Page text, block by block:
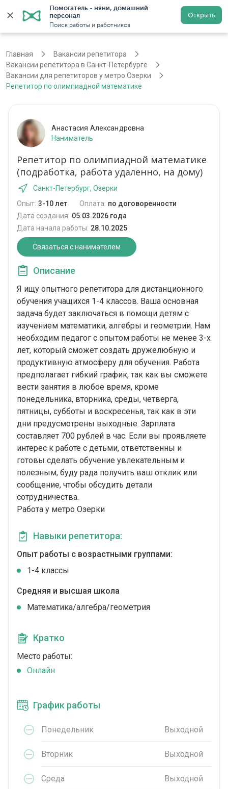
Помогатель - няни, домашний
персонал
Поиск работы и работников
Открыть
Санкт-Петербург Регистрация
Главная
Вакансии репетитора
Вакансии репетитора в Санкт-Петербурге
Вакансии для репетиторов у метро Озерки
Репетитор по олимпиадной математике
Анастасия Александровна
Наниматель
Репетитор по олимпиадной математике
(подработка, работа удаленно, на дому)
Санкт-Петербург, Озерки
Опыт: 3-10 лет Оплата: по договоренности
Дата создания: 05.03.2026 года
Дата начала работы: 28.10.2025
Связаться с нанимателем
Описание
Я ищу опытного репетитора для дистанционного
обучения учащихся 1-4 классов. Ваша основная
задача будет заключаться в помощи детям с
изучением математики, алгебры и геометрии. Нам
необходим педагог с опытом работы не менее 3-х
лет, который сможет создать дружелюбную и
продуктивную атмосферу для обучения. Работа
предполагает гибкий график, так как вы сможете
вести занятия в любое время, кроме
понедельника, вторника, среды, четверга,
пятницы, субботы и воскресенья, так как в эти
дни предусмотрены выходные. Зарплата
составляет 700 рублей в час. Если вы проявляете
интерес к работе с детьми, ответственны и
готовы сделать обучение увлекательным и
полезным, буду рада получить ваш отклик или
сообщение, чтобы обсудить детали
сотрудничества.
Работа у метро Озерки
Навыки репетитора:
Опыт работы с возрастными группами:
1-4 классы
Средняя и высшая школа
Математика/алгебра/геометрия
Кратко
Место работы:
Онлайн
График работы
Понедельник Выходной
Вторник Выходной
Среда Выходной